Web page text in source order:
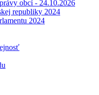
obcí - 24.10.2026
republiky 2024
2024